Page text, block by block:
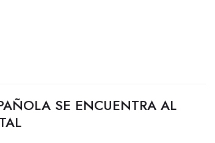
SE ENCUENTRA AL